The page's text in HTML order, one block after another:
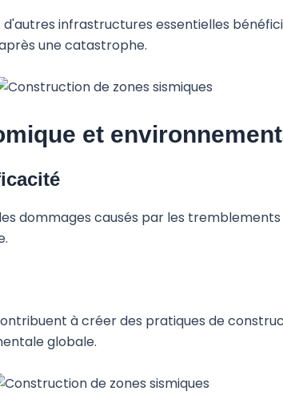
d'autres infrastructures essentielles
une catastrophe.
et
dommages causés par les
à créer des pratiques de
globale.